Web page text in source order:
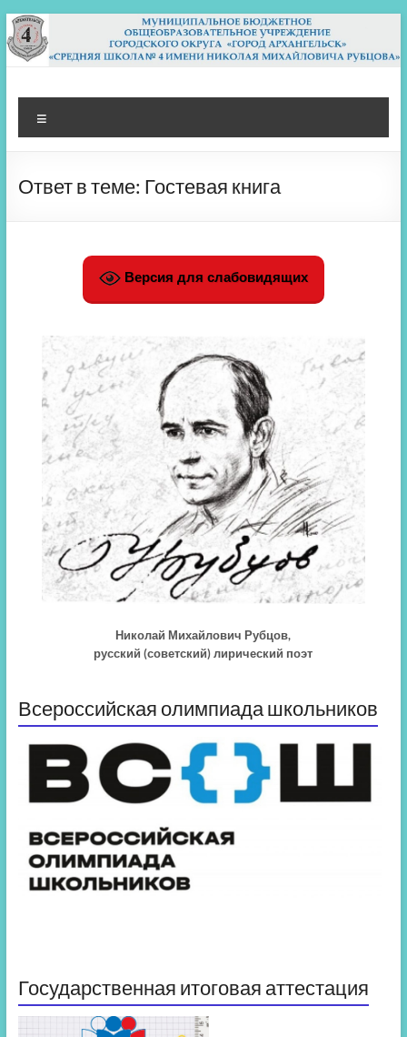
Перейти
к
содержимому
МБОУ СШ 4
Архангельск
Ответ в теме: Гостевая книга
Версия для слабовидящих
Николай Михайлович Рубцов,
русский (советский) лирический поэт
Всероссийская олимпиада школьников
Государственная итоговая аттестация